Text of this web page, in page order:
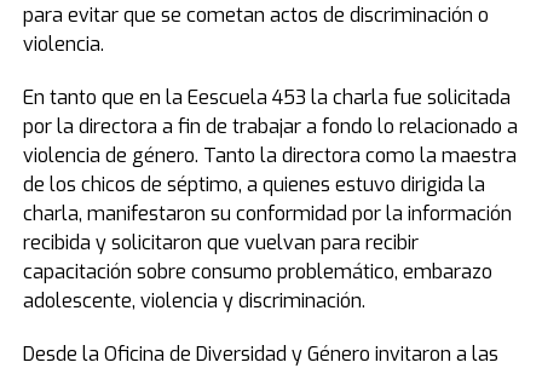
para evitar que se cometan actos de discriminación o
violencia.
En tanto que en la Eescuela 453 la charla fue solicitada
por la directora a fin de trabajar a fondo lo relacionado a
violencia de género. Tanto la directora como la maestra
de los chicos de séptimo, a quienes estuvo dirigida la
charla, manifestaron su conformidad por la información
recibida y solicitaron que vuelvan para recibir
capacitación sobre consumo problemático, embarazo
adolescente, violencia y discriminación.
Desde la Oficina de Diversidad y Género invitaron a las